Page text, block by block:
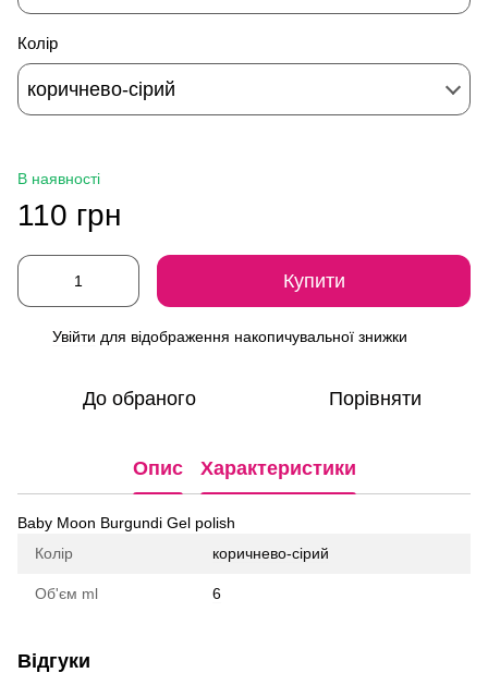
Колір
коричнево-сірий
В наявності
110 грн
Купити
Увійти для відображення накопичувальної знижки
До обраного Порівняти
Опис Характеристики
Baby Moon Burgundi Gel polish
Колір
коричнево-сірий
Об'єм ml 6
Відгуки